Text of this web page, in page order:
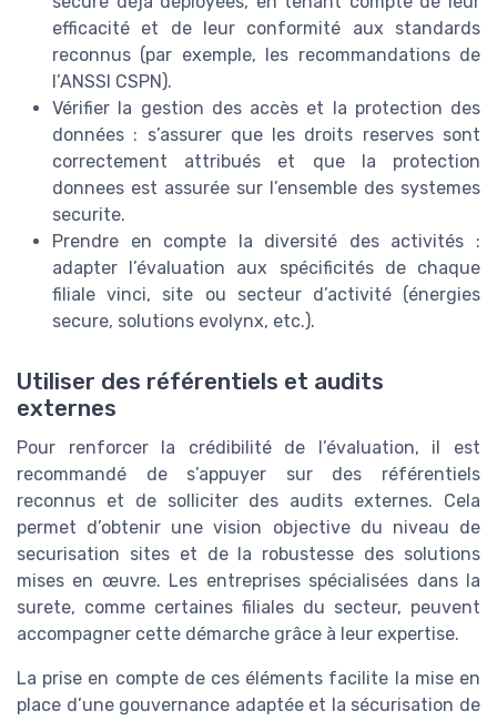
efficacité et de leur conformité aux standards
reconnus (par exemple, les recommandations de
l’ANSSI CSPN).
Vérifier la gestion des accès et la protection des
données : s’assurer que les droits reserves sont
correctement attribués et que la protection
donnees est assurée sur l’ensemble des systemes
securite.
Prendre en compte la diversité des activités :
adapter l’évaluation aux spécificités de chaque
filiale vinci, site ou secteur d’activité (énergies
secure, solutions evolynx, etc.).
Utiliser des référentiels et audits
externes
Pour renforcer la crédibilité de l’évaluation, il est
recommandé de s’appuyer sur des référentiels
reconnus et de solliciter des audits externes. Cela
permet d’obtenir une vision objective du niveau de
securisation sites et de la robustesse des solutions
mises en œuvre. Les entreprises spécialisées dans la
surete, comme certaines filiales du secteur, peuvent
accompagner cette démarche grâce à leur expertise.
La prise en compte de ces éléments facilite la mise en
place d’une gouvernance adaptée et la sécurisation de